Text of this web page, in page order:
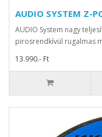
AUDIO SYSTEM Z-
AUDIO System nagy
pirosrendkívül rugalmas
13.990.- Ft